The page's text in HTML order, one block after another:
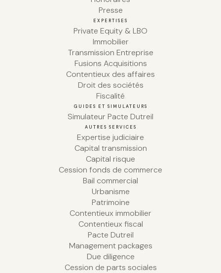
Presse
EXPERTISES
Private Equity & LBO
Immobilier
Transmission Entreprise
Fusions Acquisitions
Contentieux des affaires
Droit des sociétés
Fiscalité
GUIDES ET SIMULATEURS
Simulateur Pacte Dutreil
AUTRES SERVICES
Expertise judiciaire
Capital transmission
Capital risque
Cession fonds de commerce
Bail commercial
Urbanisme
Patrimoine
Contentieux immobilier
Contentieux fiscal
Pacte Dutreil
Management packages
Due diligence
Cession de parts sociales